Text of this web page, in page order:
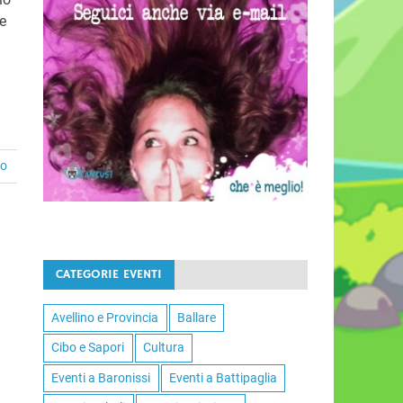
CATEGORIE EVENTI
Avellino e Provincia Ballare
Cibo e Sapori Cultura
Eventi a Baronissi Eventi a Battipaglia